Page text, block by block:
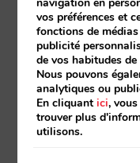
vos préférences et
fonctions de
publicité
de vos habitudes
Nous pouvons
analytiques ou
En cliquantici,
trouver plus
utilisons.